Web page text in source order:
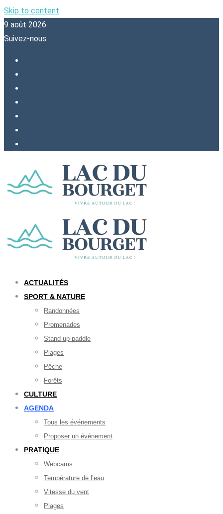
Skip to content
9 août 2026
Suivez-nous :
ACTUALITÉS
SPORT & NATURE
Randonnées
Promenades
Stand up paddle
Plages
Pêche
Forêts
CULTURE
AGENDA
Tous les événements
Proposer un événement
PRATIQUE
Webcams
Température de l’eau
Vitesse du vent
Plages